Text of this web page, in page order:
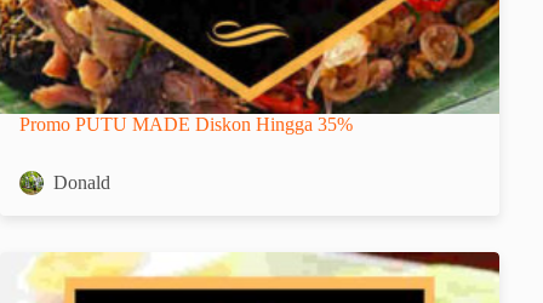
Promo PUTU MADE Diskon Hingga 35%
Donald